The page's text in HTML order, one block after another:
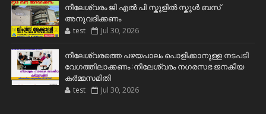
നീലേശ്വരം ജി എൽ പി സ്കൂളിൽ സ്കൂൾ ബസ്
അനുവദിക്കണം
test Jul 30, 2026
നീലേശ്വരത്തെ പഴയപാലം പൊളിക്കാനുള്ള നടപടി
വേഗത്തിലാക്കണം :നീലേശ്വരം നഗരസഭ ജനകീയ
കർമ്മസമിതി
test Jul 30, 2026